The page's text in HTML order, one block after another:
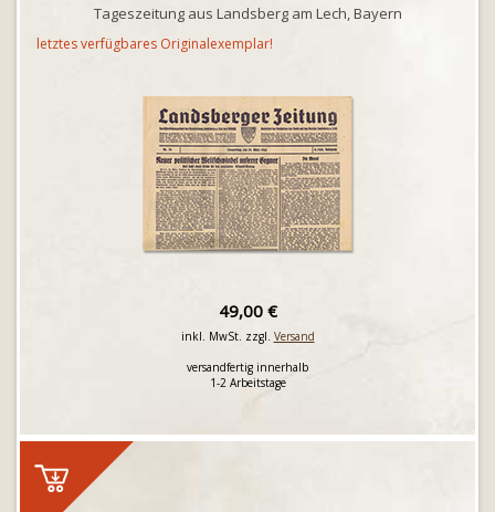
Tageszeitung aus Landsberg am Lech, Bayern
letztes verfügbares Originalexemplar!
49,00 €
inkl. MwSt. zzgl. Versand
versandfertig innerhalb
1-2 Arbeitstage